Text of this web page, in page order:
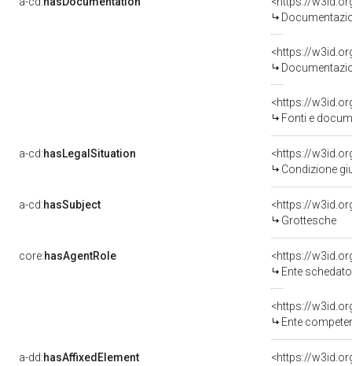
<https://
Fonti e
a-cd:hasLegalSituation
Condizione
a-cd:hasSubject
<https://
Grottesche
core:hasAgentRole
<https://
Ente
<https://
Ente competente per
a-dd:hasAffixedElement
<https://